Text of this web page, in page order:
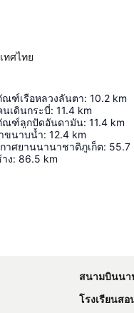
ทศไทย
ฑ์เรือหลวงลันตา: 10.2 km
เดินกระบี่: 11.4 km
ณฑ์ลูกปัดอันดามัน: 11.4 km
ขนาบน้ำ: 12.4 km
าศยานนานาชาติภูเก็ต: 55.7
ง: 86.5 km
สนามบินนา
โรงเรียนส